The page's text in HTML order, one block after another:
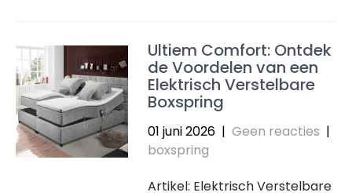
Ultiem Comfort: Ontdek
de Voordelen van een
Elektrisch Verstelbare
Boxspring
01 juni 2026 | Geen reacties |
boxspring
Artikel: Elektrisch Verstelbare